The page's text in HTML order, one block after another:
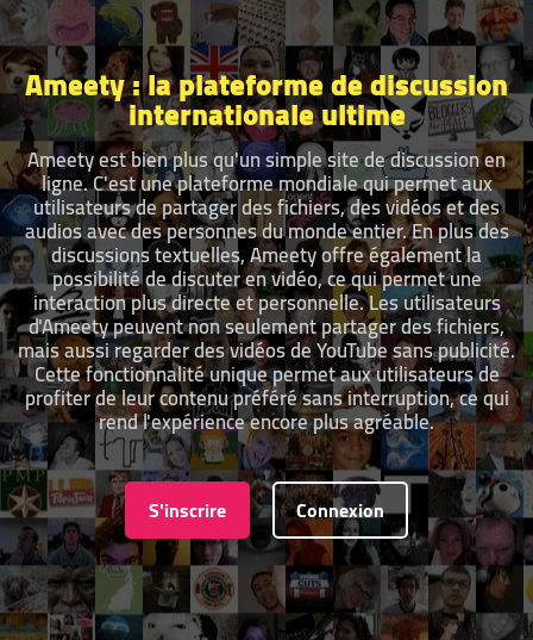
Ameety : la plateforme de discussion
internationale ultime
Ameety est bien plus qu'un simple site de discussion en
ligne. C'est une plateforme mondiale qui permet aux
utilisateurs de partager des fichiers, des vidéos et des
audios avec des personnes du monde entier. En plus des
discussions textuelles, Ameety offre également la
possibilité de discuter en vidéo, ce qui permet une
interaction plus directe et personnelle. Les utilisateurs
d'Ameety peuvent non seulement partager des fichiers,
mais aussi regarder des vidéos de YouTube sans publicité.
Cette fonctionnalité unique permet aux utilisateurs de
profiter de leur contenu préféré sans interruption, ce qui
rend l'expérience encore plus agréable.
S'inscrire Connexion